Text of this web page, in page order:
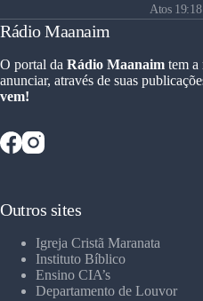
Atos 19:18
Rádio Maanaim
O portal da Rádio Maanaim tem a
anunciar, através de suas
vem!
Outros sites
Igreja Cristã Maranata
Instituto Bíblico
Ensino CIA’s
Departamento de Louvor